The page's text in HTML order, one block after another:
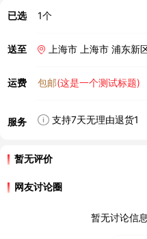
已选 1个
送至 上海市 上海市 浦东新
运费 包邮(这是一个测试标题)
服务 支持7天无理由退货1
暂无评价
网友讨论圈
暂无讨论信